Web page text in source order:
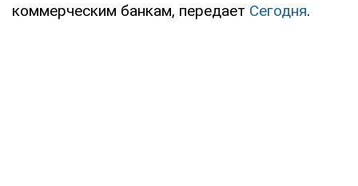
коммерческим банкам, передает Сегодня.